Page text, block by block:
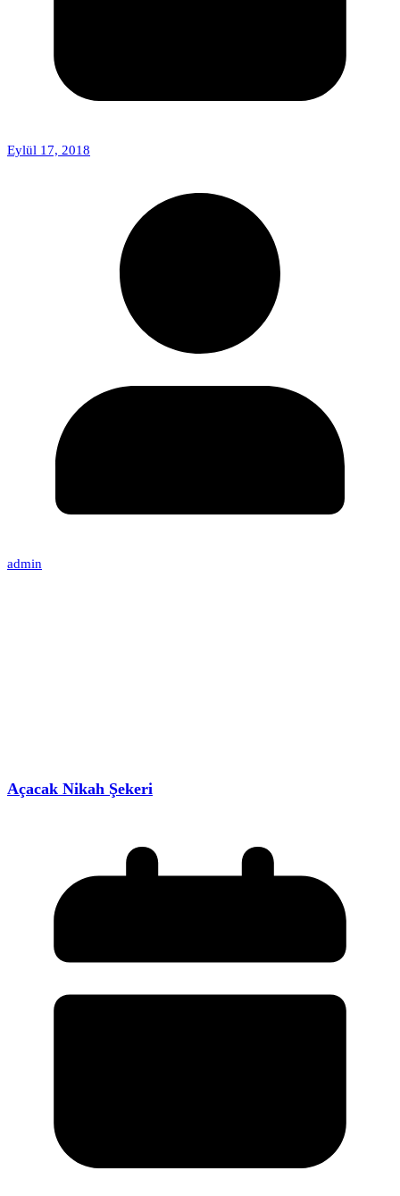
Eylül 17, 2018
admin
Açacak Nikah Şekeri